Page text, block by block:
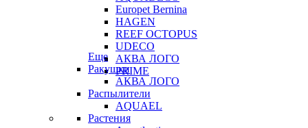
Europet Bernina
HAGEN
REEF OCTOPUS
UDECO
АКВА ЛОГО
PRIME
Еще
Ракушки
АКВА ЛОГО
Распылители
AQUAEL
Растения